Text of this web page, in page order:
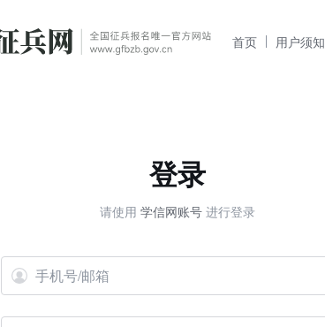
首页 用户须知
登录
请使用 学信网账号进行登录